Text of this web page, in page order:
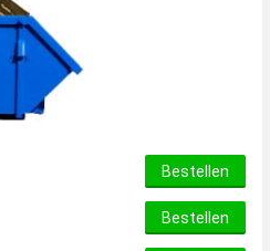
Bestellen
Bestellen